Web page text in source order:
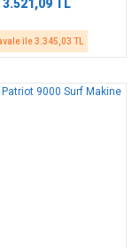
3.521,09 TL
ile 3.345,03 TL